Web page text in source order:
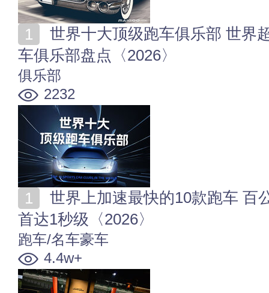
车俱乐部盘点〈2026〉
俱乐部
2232
首达1秒级〈2026〉
跑车/名车豪车
4.4w+